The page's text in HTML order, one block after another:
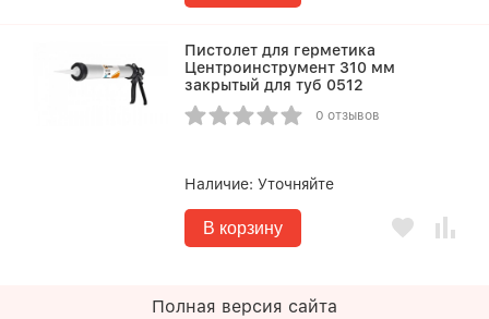
Пистолет для герметика
Центроинструмент 310 мм
закрытый для туб 0512
0 отзывов
Наличие:Уточняйте
В корзину
Полная версия сайта